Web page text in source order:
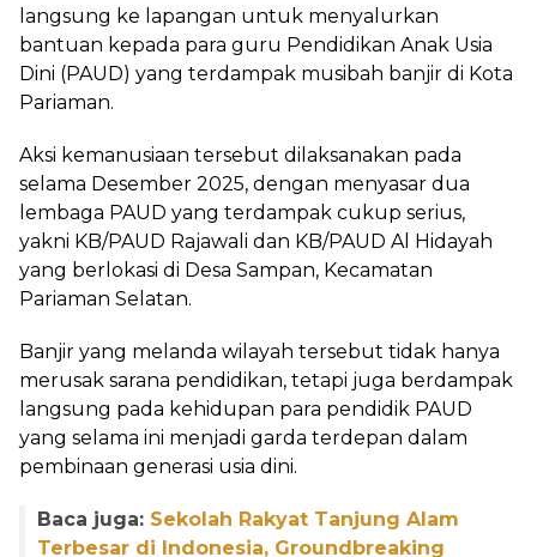
langsung ke lapangan untuk menyalurkan
bantuan kepada para guru Pendidikan Anak Usia
Dini (PAUD) yang terdampak musibah banjir di Kota
Pariaman.
Aksi kemanusiaan tersebut dilaksanakan pada
selama Desember 2025, dengan menyasar dua
lembaga PAUD yang terdampak cukup serius,
yakni KB/PAUD Rajawali dan KB/PAUD Al Hidayah
yang berlokasi di Desa Sampan, Kecamatan
Pariaman Selatan.
Banjir yang melanda wilayah tersebut tidak hanya
merusak sarana pendidikan, tetapi juga berdampak
langsung pada kehidupan para pendidik PAUD
yang selama ini menjadi garda terdepan dalam
pembinaan generasi usia dini.
Baca juga: Sekolah Rakyat Tanjung Alam
Terbesar di Indonesia, Groundbreaking